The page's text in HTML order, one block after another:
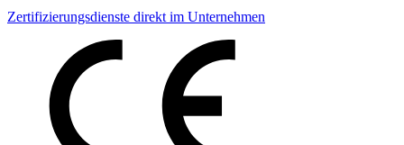
Zertifizierungsdienste direkt im Unternehmen